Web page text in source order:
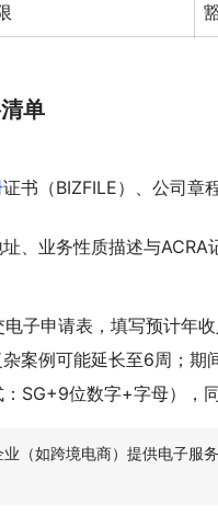
单
证书（BIZFILE）、公司章
址、业务性质描述与
电子申请表，填写预计年
杂案例可能延长至6周；期
：SG+9位数字+字母），
（如跨境电商）提供电子服